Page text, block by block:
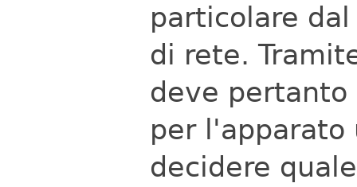
particolare
di rete.
deve pertanto
per l'apparato
decidere